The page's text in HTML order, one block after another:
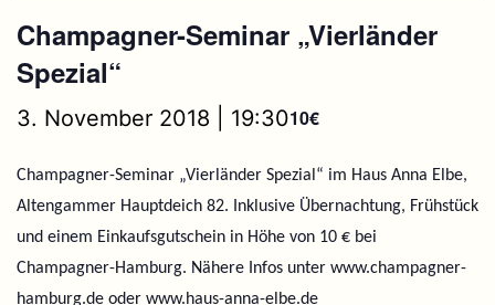
Champagner-Seminar „Vierländer
Spezial“
3. November 2018 | 19:3010€
Champagner-Seminar „Vierländer Spezial“ im Haus Anna Elbe,
Altengammer Hauptdeich 82. Inklusive Übernachtung, Frühstück
und einem Einkaufsgutschein in Höhe von 10 € bei
Champagner-Hamburg. Nähere Infos unter www.champagner-
hamburg.de oder www.haus-anna-elbe.de